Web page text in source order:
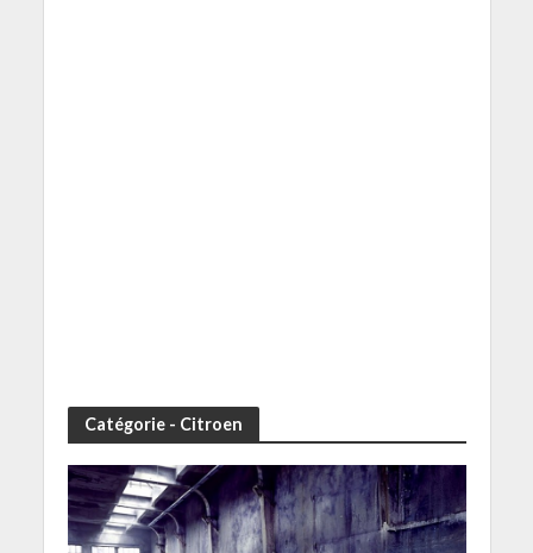
Catégorie - Citroen